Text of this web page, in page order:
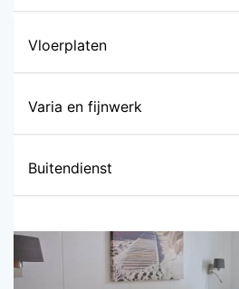
Vloerplaten
Varia en fijnwerk
Buitendienst